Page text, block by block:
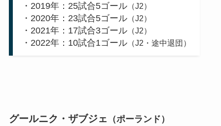
・2019年：25試合5ゴール（J2）
・2020年：23試合5ゴール（J2）
・2021年：17試合3ゴール（J2）
・2022年：10試合1ゴール（J2・途中退団）
グールニク・ザブジェ （ポーランド）